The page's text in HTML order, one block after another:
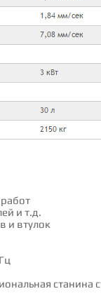
и т.д.
и втyлoк
станина